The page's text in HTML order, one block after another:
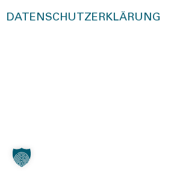
DATENSCHUTZERKLÄRUNG